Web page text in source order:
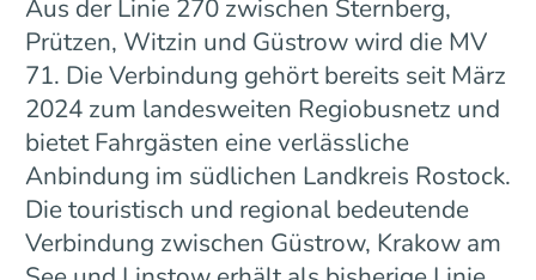
Aus der Linie 270 zwischen Sternberg,
Prützen, Witzin und Güstrow wird die MV
71. Die Verbindung gehört bereits seit März
2024 zum landesweiten Regiobusnetz und
bietet Fahrgästen eine verlässliche
Anbindung im südlichen Landkreis Rostock.
Die touristisch und regional bedeutende
Verbindung zwischen Güstrow, Krakow am